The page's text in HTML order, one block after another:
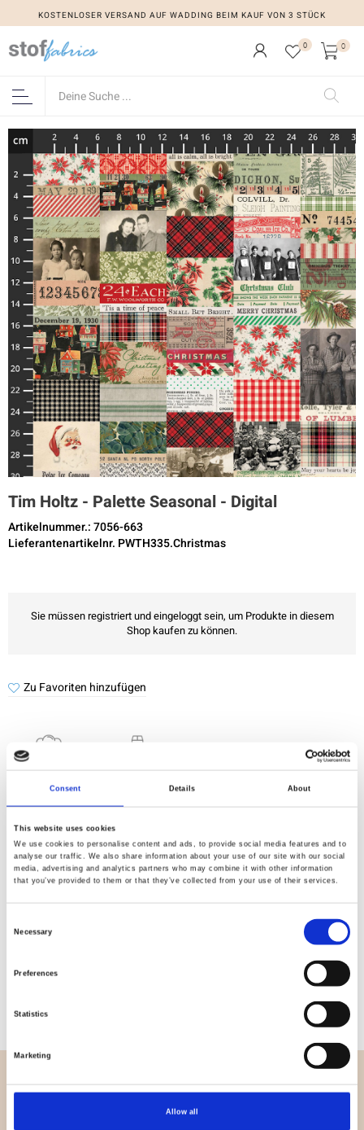
Consent Details About
This website uses cookies
We use cookies to personalise content and ads, to provide social media features and to
analyse our traffic. We also share information about your use of our site with our social
media, advertising and analytics partners who may combine it with other information
that you’ve provided to them or that they’ve collected from your use of their services.
Necessary
Preferences
Statistics
Marketing
Allow all
KOSTENLOSER VERSAND AUF WADDING BEIM KAUF VON 3 STÜCK
0 0
Tim Holtz - Palette Seasonal - Digital
Artikelnummer.: 7056-663
Lieferantenartikelnr. PWTH335.Christmas
Sie müssen registriert und eingeloggt sein, um Produkte in diesem
Shop kaufen zu können.
Zu Favoriten hinzufügen
geprüft
Spezifikation
Material
100% Baumwolle
(m2)
0,143 Kg.
ÜBERBLICK